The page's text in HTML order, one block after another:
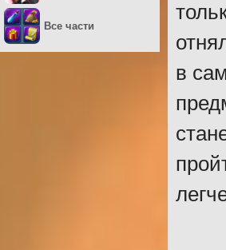
в
Все части